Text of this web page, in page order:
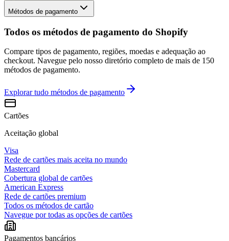
Métodos de pagamento
Todos os métodos de pagamento do Shopify
Compare tipos de pagamento, regiões, moedas e adequação ao
checkout. Navegue pelo nosso diretório completo de mais de 150
métodos de pagamento.
Explorar tudo métodos de pagamento
Cartões
Aceitação global
Visa
Rede de cartões mais aceita no mundo
Mastercard
Cobertura global de cartões
American Express
Rede de cartões premium
Todos os métodos de cartão
Navegue por todas as opções de cartões
Pagamentos bancários